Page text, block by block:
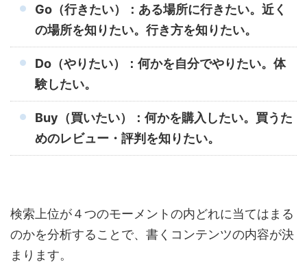
Go（行きたい）：ある場所に行きたい。近く
の場所を知りたい。行き方を知りたい。
Do（やりたい）：何かを自分でやりたい。体
験したい。
Buy（買いたい）：何かを購入したい。買うた
めのレビュー・評判を知りたい。
検索上位が４つのモーメントの内どれに当てはまる
のかを分析することで、書くコンテンツの内容が決
まります。